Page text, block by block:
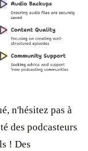
n'hésitez pas à
des podcasteurs
! Des